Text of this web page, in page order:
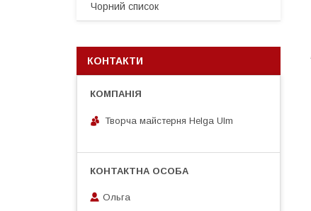
Чорний список
КОНТАКТИ
Творча майстерня Helga Ulm
Ольга